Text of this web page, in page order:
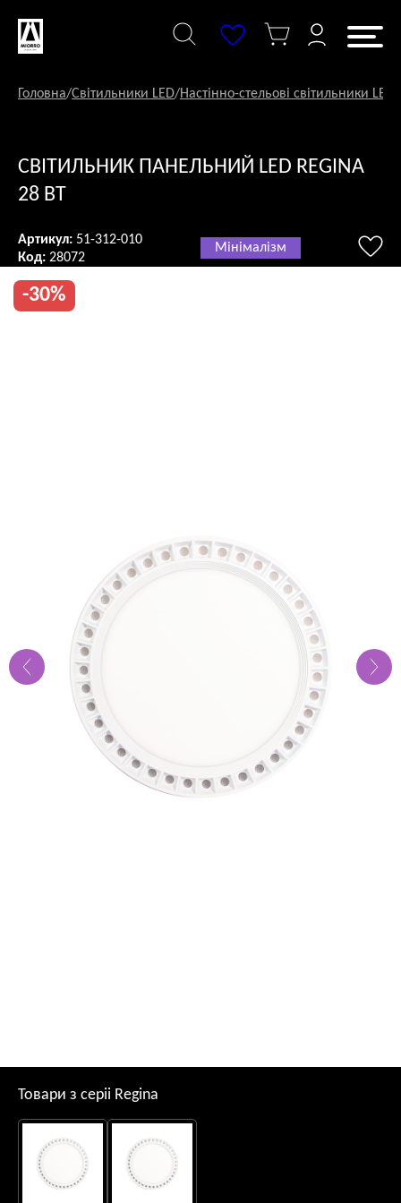
змісту
Головна/Світильники LED/Настінно-стельові світильники LED
СВІТИЛЬНИК ПАНЕЛЬНИЙ LED REGINA
28 ВТ
Артикул: 51-312-010
Код: 28072
Мінімалізм
-30%
Товари з серii Regina